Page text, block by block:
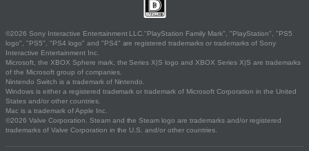
©2026 Sony Interactive Entertainment LLC."PlayStation Family Mark", "PlayStation", "PS5
logo", "PS5", "PS4 logo" and "PS4" are registered trademarks or trademarks of Sony
Interactive Entertainment Inc.
Microsoft, the XBOX Sphere mark, the Series X|S logo and XBOX Series X|S are trademarks
of the Microsoft group of companies.
Nintendo Switch is a trademark of Nintendo.
Windows is either a registered trademark or trademark of Microsoft Corporation in the United
States and/or other countries.
Mac is a trademark of Apple Inc.
©2026 Valve Corporation. Steam and the Steam logo are trademarks and/or registered
trademarks of Valve Corporation in the U.S. and/or other countries.